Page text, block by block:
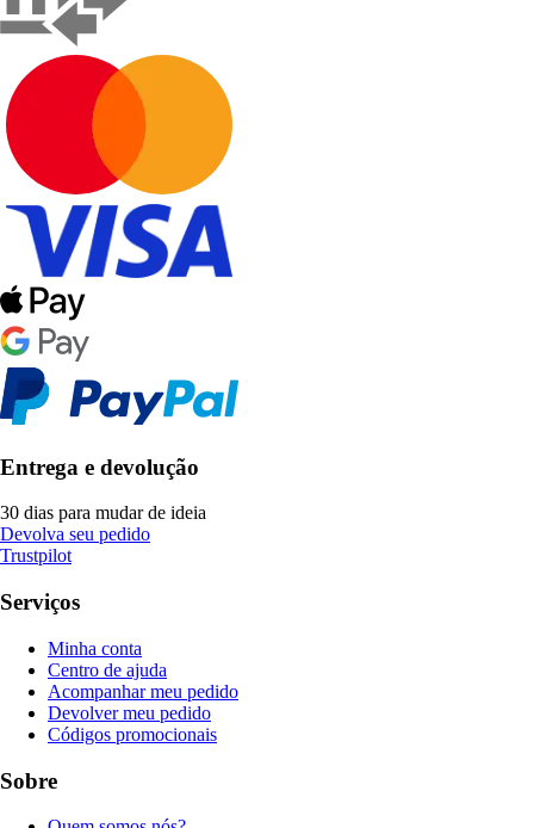
Entrega e devolução
30 dias para mudar de ideia
Devolva seu pedido
Trustpilot
Serviços
Minha conta
Centro de ajuda
Acompanhar meu pedido
Devolver meu pedido
Códigos promocionais
Sobre